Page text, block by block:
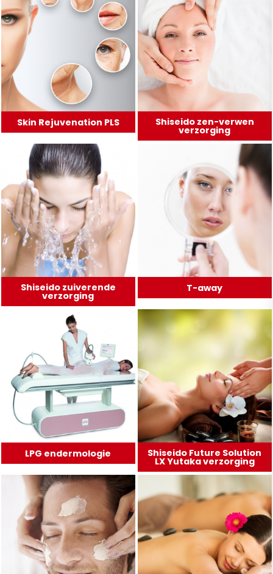
Skin Rejuvenation PLS Shiseido zen-verwen
verzorging
Shiseido zuiverende
verzorging
T-away
LPG endermologie Shiseido Future Solution
LX Yutaka verzorging